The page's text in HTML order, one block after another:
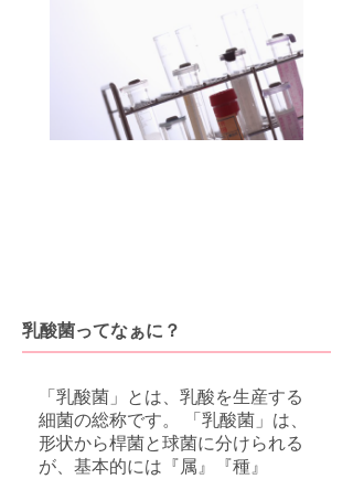
乳酸菌ってなぁに？
「乳酸菌」とは、乳酸を生産する
細菌の総称です。 「乳酸菌」は、
形状から桿菌と球菌に分けられる
が、基本的には『属』『種』